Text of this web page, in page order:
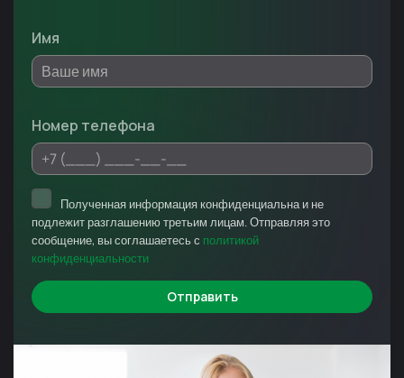
Имя
Номер телефона
Отправить
Полученная информация конфиденциальна и не
подлежит разглашению третьим лицам. Отправляя это
сообщение, вы соглашаетесь с политикой
конфиденциальности